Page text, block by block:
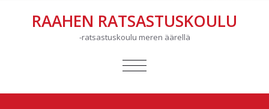
RAAHEN RATSASTUSKOULU
-ratsastuskoulu meren äärellä
AVAA/SULJE